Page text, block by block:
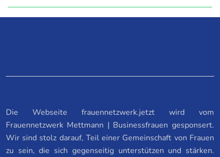
Die Webseite frauennetzwerk.jetzt wird vom
Frauennetzwerk Mettmann | Businessfrauen gesponsert.
Wir sind stolz darauf, Teil einer Gemeinschaft von Frauen
zu sein, die sich gegenseitig unterstützen und stärken.